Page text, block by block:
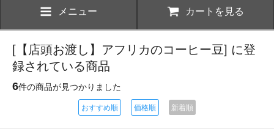
メニュー カートを見る
[【店頭お渡し】アフリカのコーヒー豆] に登
録されている商品
6件の商品が見つかりました
おすすめ順 価格順 新着順